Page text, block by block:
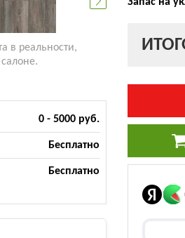
в реальности,
0 - 5000 руб.
Бесплатно
Бесплатно